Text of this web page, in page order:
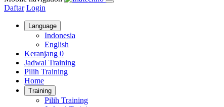
Daftar Login
Language
Indonesia
English
Keranjang 0
Jadwal Training
Pilih Training
Home
Training
Pilih Training